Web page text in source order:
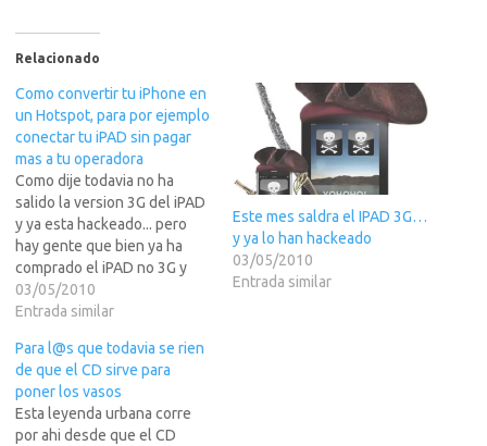
Relacionado
Como convertir tu iPhone en
un Hotspot, para por ejemplo
conectar tu iPAD sin pagar
mas a tu operadora
Como dije todavia no ha
salido la version 3G del iPAD
y ya esta hackeado... pero
hay gente que bien ya ha
comprado el iPAD no 3G y
quiere conectarse a Internet
usando su plan de datos del
el distribuidor de iPhone, ha
prometido que…
03/05/2010
Entrada similar
Este mes saldra el IPAD 3G…
y ya lo han hackeado
03/05/2010
Entrada similar
Para l@s que todavia se rien
de que el CD sirve para
poner los vasos
Esta leyenda urbana corre
por ahi desde que el CD